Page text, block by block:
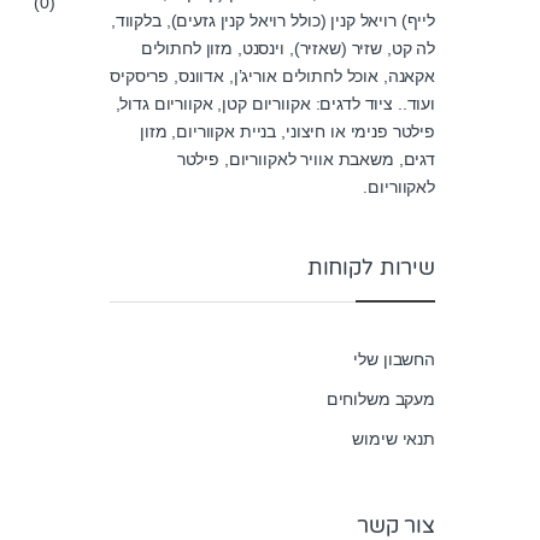
0
לייף) רויאל קנין (כולל רויאל קנין גזעים), בלקווד,
לה קט, שזיר (שאזיר), וינסנט, מזון לחתולים
אקאנה, אוכל לחתולים אוריג’ן, אדוונס, פריסקיס
ועוד.. ציוד לדגים: אקווריום קטן, אקווריום גדול,
פילטר פנימי או חיצוני, בניית אקווריום, מזון
דגים, משאבת אוויר לאקווריום, פילטר
לאקווריום.
שירות לקוחות
החשבון שלי
מעקב משלוחים
תנאי שימוש
צור קשר